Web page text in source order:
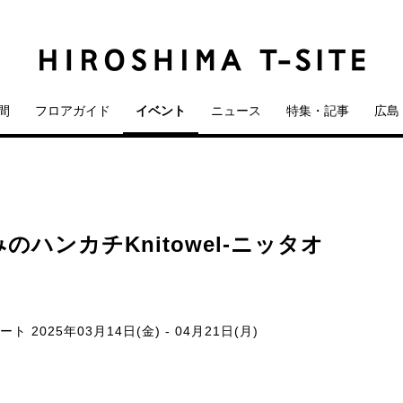
フロアガイド イベント ニュース 特集・記事 広島
のハンカチKnitowel-ニッタオ
ト 2025年03月14日(金) - 04月21日(月)